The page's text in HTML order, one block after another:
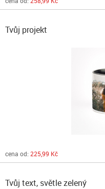
Tvůj projekt
cena od: 225,99 Kč
Tvůj text, světle zelený